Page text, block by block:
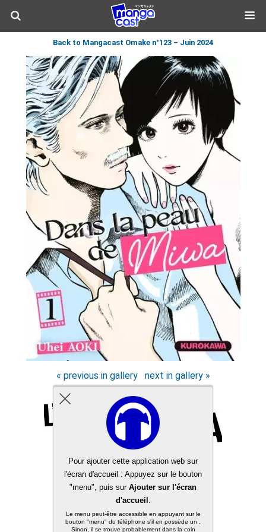
Back to Mangacast Omake n°123 – Juin 2024
« previous in gallery next in gallery »